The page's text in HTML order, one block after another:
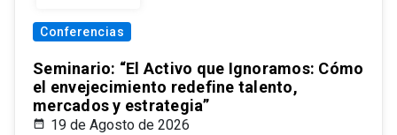
Conferencias
Seminario: “El Activo que Ignoramos: Cómo
el envejecimiento redefine talento,
mercados y estrategia”
19 de Agosto de 2026